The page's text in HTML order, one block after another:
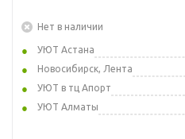
Нет в наличии
УЮТ Астана
Новосибирск, Лента
УЮТ в тц Апорт
УЮТ Алматы